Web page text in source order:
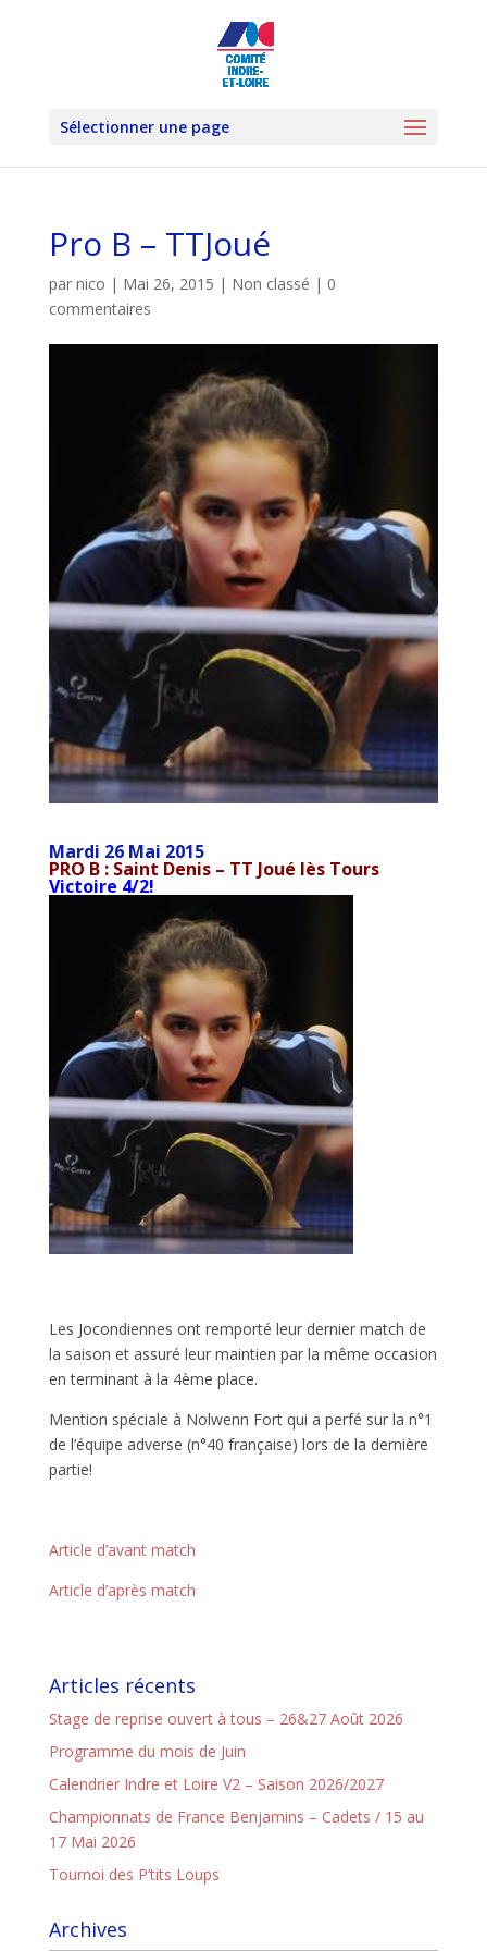
Sélectionner une page
Pro B – TTJoué
par nico | Mai 26, 2015 | Non classé | 0
commentaires
Mardi 26 Mai 2015
PRO B : Saint Denis – TT Joué lès Tours
Victoire 4/2!
Les Jocondiennes ont remporté leur dernier match de
la saison et assuré leur maintien par la même occasion
en terminant à la 4ème place.
Mention spéciale à Nolwenn Fort qui a perfé sur la n°1
de l’équipe adverse (n°40 française) lors de la dernière
partie!
Article d’avant match
Article d’après match
Articles récents
Stage de reprise ouvert à tous – 26&27 Août 2026
Programme du mois de Juin
Calendrier Indre et Loire V2 – Saison 2026/2027
Championnats de France Benjamins – Cadets / 15 au
17 Mai 2026
Tournoi des P’tits Loups
Archives